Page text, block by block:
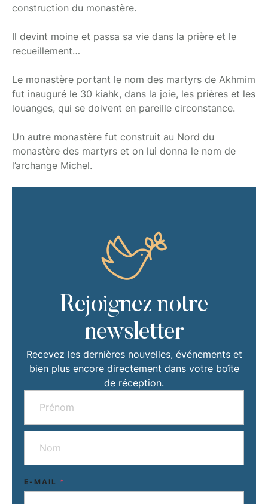
construction du monastère.
Il devint moine et passa sa vie dans la prière et le
recueillement…
Le monastère portant le nom des martyrs de Akhmim
fut inauguré le 30 kiahk, dans la joie, les prières et les
louanges, qui se doivent en pareille circonstance.
Un autre monastère fut construit au Nord du
monastère des martyrs et on lui donna le nom de
l’archange Michel.
Rejoignez notre
newsletter
Recevez les dernières nouvelles, événements et
bien plus encore directement dans votre boîte
de réception.
E-MAIL *